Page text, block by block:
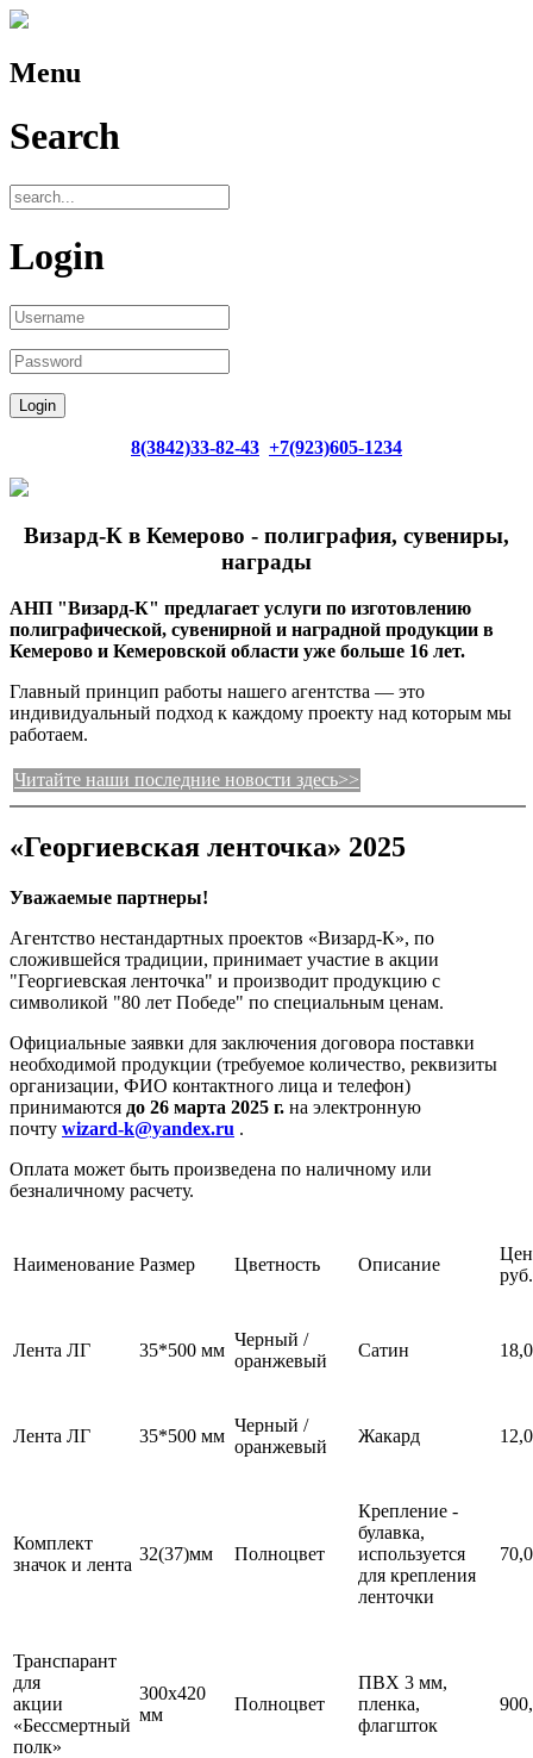
Menu
Search
Login
8(3842)33-82-43 +7(923)605-1234
Визард-К в Кемерово - полиграфия, сувениры,
награды
АНП "Визард-К" предлагает услуги по изготовлению
полиграфической, сувенирной и наградной продукции в
Кемерово и Кемеровской области уже больше 16 лет.
Главный принцип работы нашего агентства — это
индивидуальный подход к каждому проекту над которым мы
работаем.
Читайте наши последние новости здесь>>
«Георгиевская ленточка» 2025
Уважаемые партнеры!
Агентство нестандартных проектов «Визард-К», по
сложившейся традиции, принимает участие в акции
"Георгиевская ленточка" и производит продукцию с
символикой "80 лет Победе" по специальным ценам.
Официальные заявки для заключения договора поставки
необходимой продукции (требуемое количество, реквизиты
организации, ФИО контактного лица и телефон)
принимаются до 26 марта 2025 г. на электронную
почту wizard-k@yandex.ru .
Оплата может быть произведена по наличному или
безналичному расчету.
Наименование Размер Цветность Описание
руб.
Лента ЛГ 35*500 мм
Черный /
оранжевый
Сатин
Лента ЛГ 35*500 мм
Черный /
оранжевый
Жакард
Комплект
значок и лента
32(37)мм Полноцвет
Крепление -
булавка,
используется
для крепления
ленточки
Транспарант
для
акции
«Бессмертный
полк»
300х420
мм
Полноцвет
ПВХ 3 мм,
пленка,
флагшток